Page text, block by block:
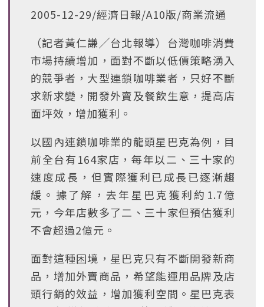
2005-12-29/經濟日報/A10版/商業流通
（記者黃仁謙╱台北報導）台灣咖啡消費
市場持續增加，面對不斷以低價策略湧入
的競爭者，大型連鎖咖啡業者，只好不斷
求新求變，開發外賣及餐飲生意，提高店
面坪效，增加獲利。
以國內連鎖咖啡業的龍頭星巴克為例，目
前全台有164家店，每年以二、三十家的
速度成長，但實際獲利已成長已逐漸趨
緩。據了解，去年星巴克獲利約1.7億
元，今年店數多了二、三十家但預估獲利
不會超過2億元。
面對這種困境，星巴克只有不斷開發新商
品，增加外賣商品，希望能運用品牌及店
頭行銷的效益，增加獲利空間。星巴克表